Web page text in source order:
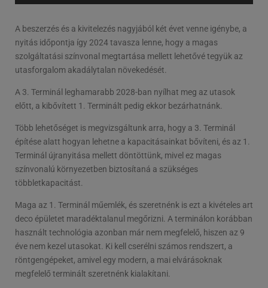
A beszerzés és a kivitelezés nagyjából két évet venne igénybe, a
nyitás időpontja így 2024 tavasza lenne, hogy a magas
szolgáltatási színvonal megtartása mellett lehetővé tegyük az
utasforgalom akadálytalan növekedését.
A 3. Terminál leghamarabb 2028-ban nyílhat meg az utasok
előtt, a kibővített 1. Terminált pedig ekkor bezárhatnánk.
Több lehetőséget is megvizsgáltunk arra, hogy a 3. Terminál
építése alatt hogyan lehetne a kapacitásainkat bővíteni, és az 1.
Terminál újranyitása mellett döntöttünk, mivel ez magas
színvonalú környezetben biztosítaná a szükséges
többletkapacitást.
Maga az 1. Terminál műemlék, és szeretnénk is ezt a kivételes art
deco épületet maradéktalanul megőrizni. A terminálon korábban
használt technológia azonban már nem megfelelő, hiszen az 9
éve nem kezel utasokat. Ki kell cserélni számos rendszert, a
röntgengépeket, amivel egy modern, a mai elvárásoknak
megfelelő terminált szeretnénk kialakítani.